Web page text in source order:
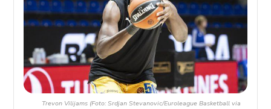
Trevon Vilijams (Foto: Srdjan Stevanovic/Euroleague Basketball via